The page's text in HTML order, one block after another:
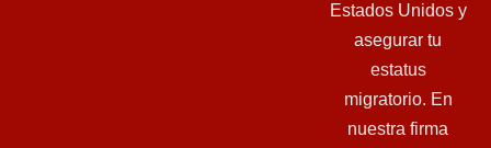
Estados Unidos y
asegurar tu
estatus
migratorio. En
nuestra firma